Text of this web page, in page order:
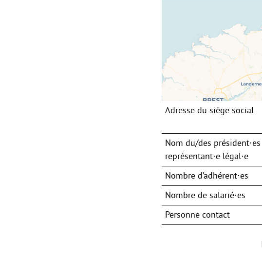
Adresse du siège social
Nom du/des président⋅es
représentant⋅e légal⋅e
Nombre d’adhérent⋅es
Nombre de salarié⋅es
Personne contact